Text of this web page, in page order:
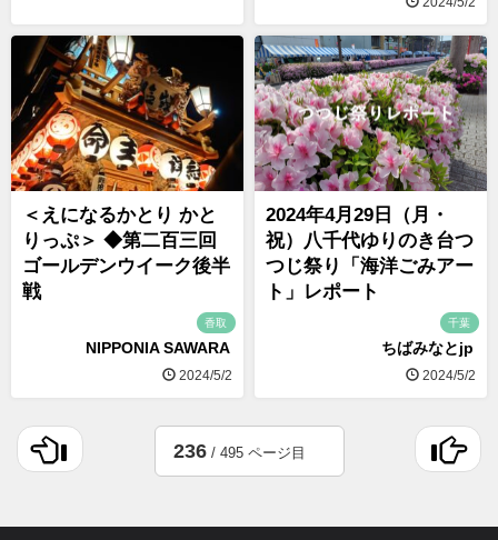
＜えになるかとり かと
りっぷ＞ ◆第二百三回
ゴールデンウイーク後半
戦
香取
NIPPONIA SAWARA
2024/5/2
2024年4月29日（月・
祝）八千代ゆりのき台つ
つじ祭り「海洋ごみアー
ト」レポート
千葉
ちばみなとjp
2024/5/2
236/ 495 ページ目